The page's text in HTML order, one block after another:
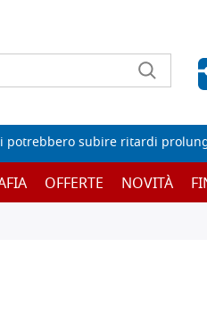
Wishlist
subire ritardi
OFFERTE NOVITÀ